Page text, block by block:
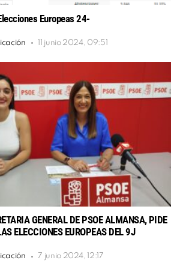
Europeas 24-
11 junio 2024, 09:51
GENERAL DE PSOE ALMANSA, PIDE
ELECCIONES EUROPEAS DEL 9J
7 junio 2024, 12:17